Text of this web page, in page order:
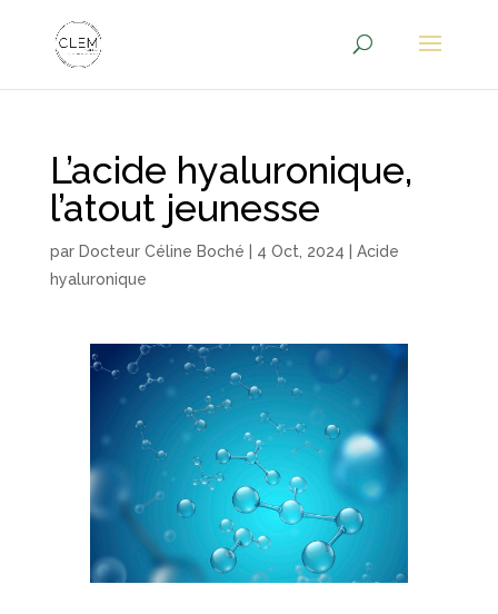
L’acide hyaluronique,
l’atout jeunesse
par Docteur Céline Boché 4 Oct, 2024
Acide
hyaluronique